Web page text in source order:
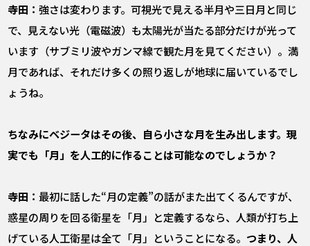
寺田：強さは変わります。可視光で見える半月や三日月と同じ
で、見えない光（電磁波）も太陽光が当たる部分だけが光って
います（サブミリ波やガンマ線で観た月を見てください）。満
月であれば、それだけ多くの照り返しが地球に届いているでし
ょうね。
――ちなみにベジータはその後、自ら小さな月を生み出します。現
実でも「月」を人工的に作ることは可能なのでしょうか？
寺田：最初に話した“月の定義”の話がまた出てくるんですが、
惑星の周りを回る衛星を「月」と定義するなら、人類が打ち上
げている人工衛星は全て「月」ということになる。 つまり、人